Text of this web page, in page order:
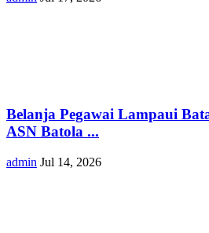
Belanja Pegawai Lampaui
ASN Batola ...
admin Jul 14, 2026